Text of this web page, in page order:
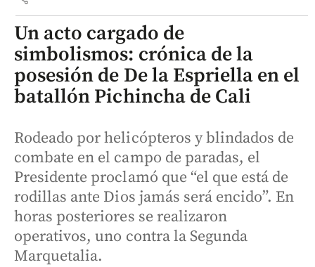
Un acto cargado de
simbolismos: crónica de la
posesión de De la Espriella en el
batallón Pichincha de Cali
Rodeado por helicópteros y blindados de
combate en el campo de paradas, el
Presidente proclamó que “el que está de
rodillas ante Dios jamás será encido”. En
horas posteriores se realizaron
operativos, uno contra la Segunda
Marquetalia.